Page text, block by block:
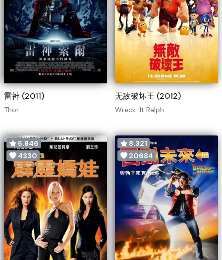
雷神 (2011)
Thor
无敌破坏王 (2012)
Wreck-It Ralph
5.846
4330
8.321
20684